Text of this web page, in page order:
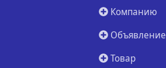
Компанию
Объявление
Товар